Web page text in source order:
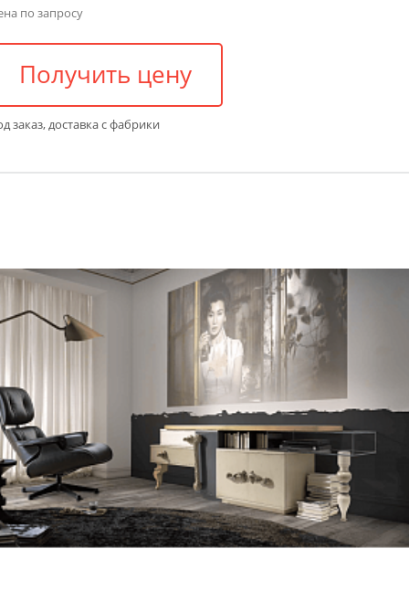
по запросу
Получить цену
заказ, доставка с фабрики